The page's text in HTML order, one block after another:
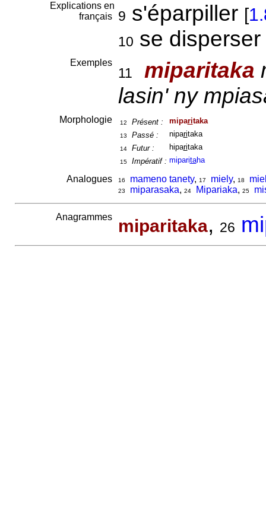
Explications en
français
9 s'éparpiller [
10 se disperser
Exemples
11 miparitaka
lasin' ny
Morphologie 12 Présent : miparitaka
13 Passé : niparitaka
14 Futur : hiparitaka
15 Impératif : miparitaha
Analogues 16 mameno tanety, 17 miely, 18
23 miparasaka, 24 Mipariaka, 25
Anagrammes miparitaka, 26